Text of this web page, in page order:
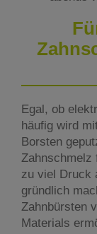
Egal, ob
häufig wird
Borsten
Zahnschmelz
zu viel Druck
gründlich
Zahnbürsten
Materials